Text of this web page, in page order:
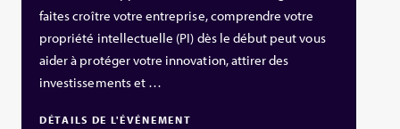
faites croître votre entreprise, comprendre votre
propriété intellectuelle (PI) dès le début peut vous
aider à protéger votre innovation, attirer des
investissements et …
DÉTAILS DE L'ÉVÉNEMENT